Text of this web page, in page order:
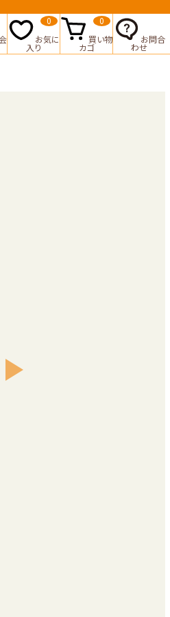
お気に
入り
0
買い物
カゴ
0
お問合
わせ